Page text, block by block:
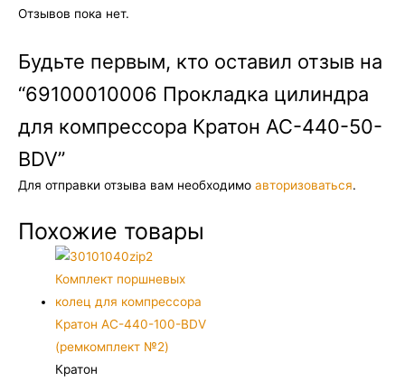
Отзывов пока нет.
Будьте первым, кто оставил отзыв на
“69100010006 Прокладка цилиндра
для компрессора Кратон AC-440-50-
BDV”
Для отправки отзыва вам необходимо авторизоваться.
Похожие товары
Кратон